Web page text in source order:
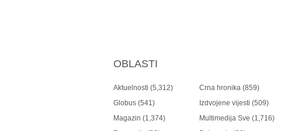
OBLASTI
Aktuelnosti (5,312) Crna hronika (859)
Globus (541) Izdvojene vijesti (509)
Magazin (1,374) Multimedija Sve (1,716)